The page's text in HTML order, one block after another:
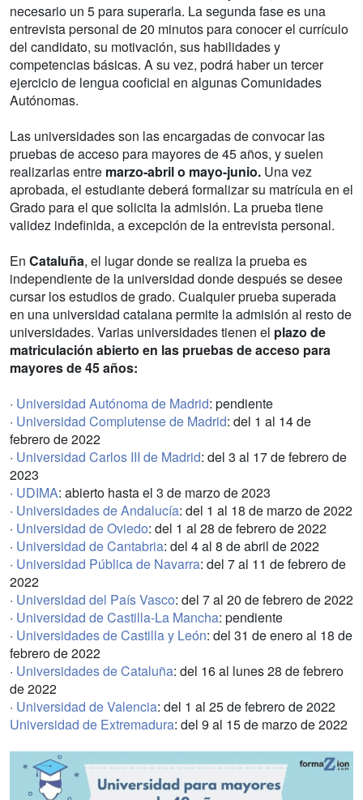
necesario un 5 para superarla. La segunda fase es una
entrevista personal de 20 minutos para conocer el currículo
del candidato, su motivación, sus habilidades y
competencias básicas. A su vez, podrá haber un tercer
ejercicio de lengua cooficial en algunas Comunidades
Autónomas.
Las universidades son las encargadas de convocar las
pruebas de acceso para mayores de 45 años, y suelen
realizarlas entre marzo-abril o mayo-junio. Una vez
aprobada, el estudiante deberá formalizar su matrícula en el
Grado para el que solicita la admisión. La prueba tiene
validez indefinida, a excepción de la entrevista personal.
En Cataluña, el lugar donde se realiza la prueba es
independiente de la universidad donde después se desee
cursar los estudios de grado. Cualquier prueba superada
en una universidad catalana permite la admisión al resto de
universidades. Varias universidades tienen el plazo de
matriculación abierto en las pruebas de acceso para
mayores de 45 años:
· Universidad Autónoma de Madrid: pendiente
· Universidad Complutense de Madrid: del 1 al 14 de
febrero de 2022
· Universidad Carlos III de Madrid: del 3 al 17 de febrero de
2023
· UDIMA: abierto hasta el 3 de marzo de 2023
· Universidades de Andalucía: del 1 al 18 de marzo de 2022
· Universidad de Oviedo: del 1 al 28 de febrero de 2022
· Universidad de Cantabria: del 4 al 8 de abril de 2022
· Universidad Pública de Navarra: del 7 al 11 de febrero de
2022
· Universidad del País Vasco: del 7 al 20 de febrero de 2022
· Universidad de Castilla-La Mancha: pendiente
· Universidades de Castilla y León: del 31 de enero al 18 de
febrero de 2022
· Universidades de Cataluña: del 16 al lunes 28 de febrero
de 2022
· Universidad de Valencia: del 1 al 25 de febrero de 2022
Universidad de Extremadura: del 9 al 15 de marzo de 2022